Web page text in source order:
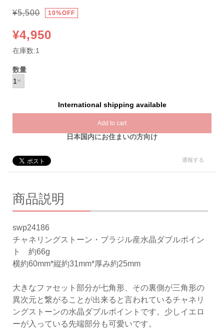
¥5,500 10%OFF
¥4,950
在庫数:1
数量
International shipping available
Add to cart
日本国内にお住まいの方向け
通報する
商品説明
swp24186
チャネリングストーン・ブラジル産水晶ダブルポイン
ト 約66g
横約60mm*縦約31mm*厚み約25mm
大きなファセット部分が七角形、その裏側が三角形の
異次元と繋がることが出来ると言われているチャネリ
ングストーンの水晶ダブルポイントです。少しイエロ
ーが入っている先端部分も可愛いです。